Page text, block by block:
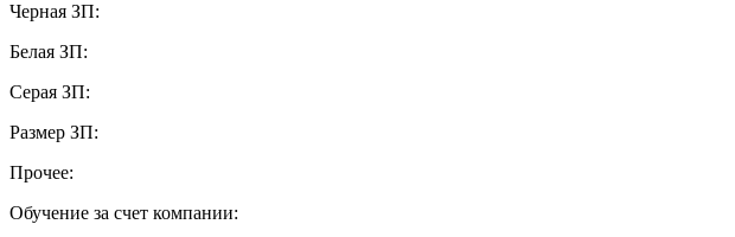
Черная ЗП:
Белая ЗП:
Серая ЗП:
Размер ЗП:
Прочее:
Обучение за счет компании: